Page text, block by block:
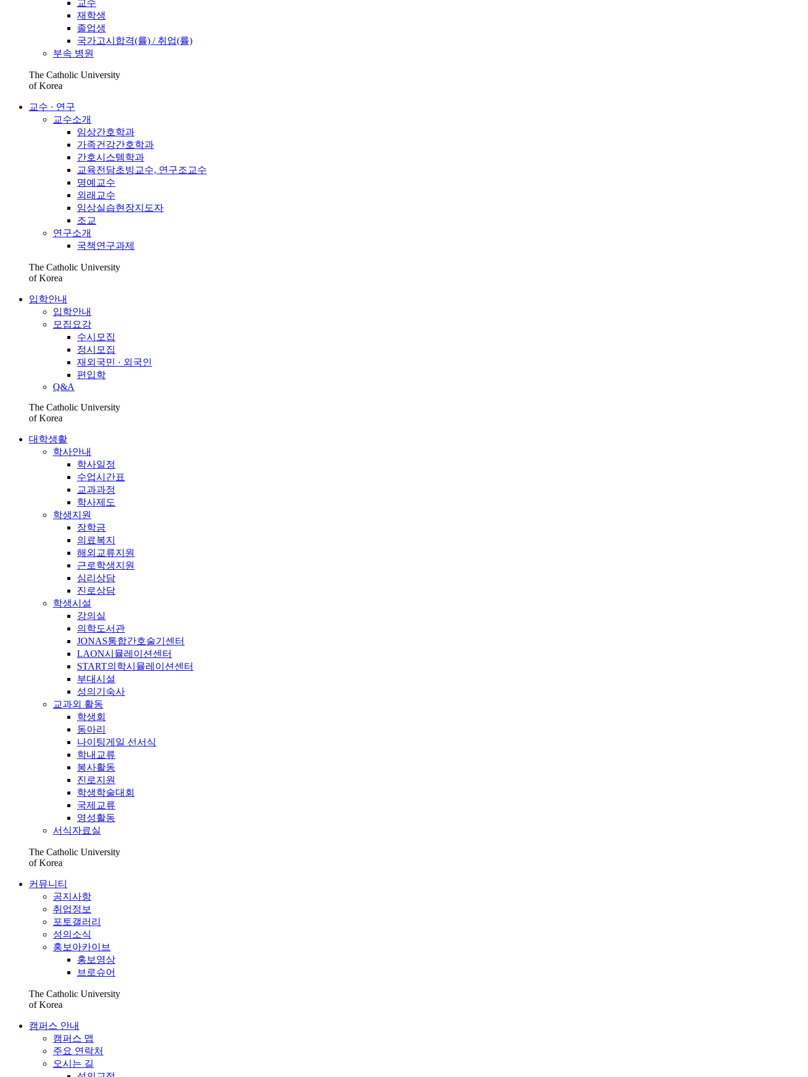
교수
재학생
졸업생
국가고시합격(률) / 취업(률)
부속 병원
The Catholic University
of Korea
교수 · 연구
교수소개
임상간호학과
가족건강간호학과
간호시스템학과
교육전담초빙교수, 연구조교수
명예교수
외래교수
임상실습현장지도자
조교
연구소개
국책연구과제
The Catholic University
of Korea
입학안내
입학안내
모집요강
수시모집
정시모집
재외국민 · 외국인
편입학
Q&A
The Catholic University
of Korea
대학생활
학사안내
학사일정
수업시간표
교과과정
학사제도
학생지원
장학금
의료복지
해외교류지원
근로학생지원
심리상담
진로상담
학생시설
강의실
의학도서관
JONAS통합간호술기센터
LAON시뮬레이션센터
START의학시뮬레이션센터
부대시설
성의기숙사
교과외 활동
학생회
동아리
나이팅게일 선서식
학내교류
봉사활동
진로지원
학생학술대회
국제교류
영성활동
서식자료실
The Catholic University
of Korea
커뮤니티
공지사항
취업정보
포토갤러리
성의소식
홍보아카이브
홍보영상
브로슈어
The Catholic University
of Korea
캠퍼스 안내
캠퍼스 맵
주요 연락처
오시는 길